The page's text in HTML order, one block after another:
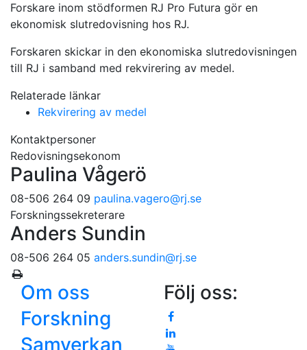
Forskare inom stödformen RJ Pro Futura gör en
ekonomisk slutredovisning hos RJ.
Forskaren skickar in den ekonomiska slutredovisningen
till RJ i samband med rekvirering av medel.
Relaterade länkar
Rekvirering av medel
Kontaktpersoner
Redovisningsekonom
Paulina Vågerö
08-506 264 09 paulina.vagero@rj.se
Forskningssekreterare
Anders Sundin
08-506 264 05 anders.sundin@rj.se
Om oss
Forskning
Samverkan
Följ oss: